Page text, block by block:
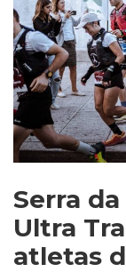
Serra
Ultra
atletas